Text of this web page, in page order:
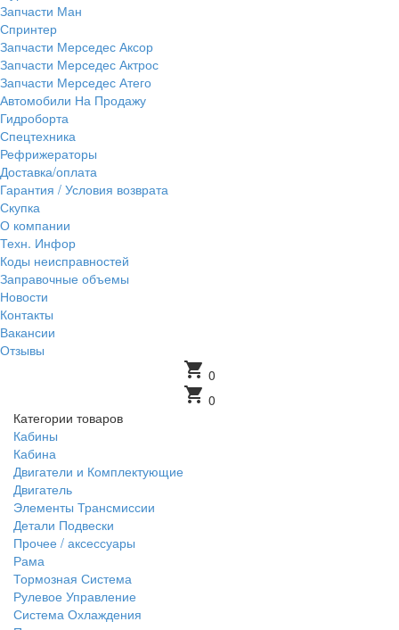
Запчасти Ман
Спринтер
Запчасти Мерседес Аксор
Запчасти Мерседес Актрос
Запчасти Мерседес Атего
Автомобили На Продажу
Гидроборта
Спецтехника
Рефрижераторы
Доставка/оплата
Гарантия / Условия возврата
Скупка
О компании
Техн. Инфор
Коды неисправностей
Заправочные объемы
Новости
Контакты
Вакансии
Отзывы
shopping_cart 0
shopping_cart 0
Категории товаров
Кабины
Кабина
Двигатели и Комплектующие
Двигатель
Элементы Трансмиссии
Детали Подвески
Прочее / аксессуары
Рама
Тормозная Система
Рулевое Управление
Система Охлаждения